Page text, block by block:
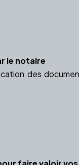
le notaire
des